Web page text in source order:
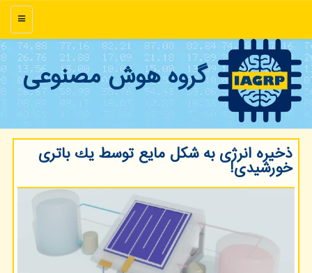
منو
گروه هوش مصنوعی
ذخیره انرژی به شكل مایع توسط یك باتری
خورشیدی!